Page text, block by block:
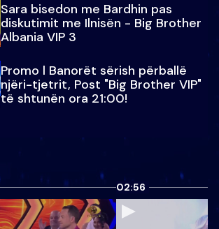
Sara bisedon me Bardhin pas
diskutimit me Ilnisën - Big Brother
Albania VIP 3
Promo l Banorët sërish përballë
njëri-tjetrit, Post "Big Brother VIP"
të shtunën ora 21:00!
02:56